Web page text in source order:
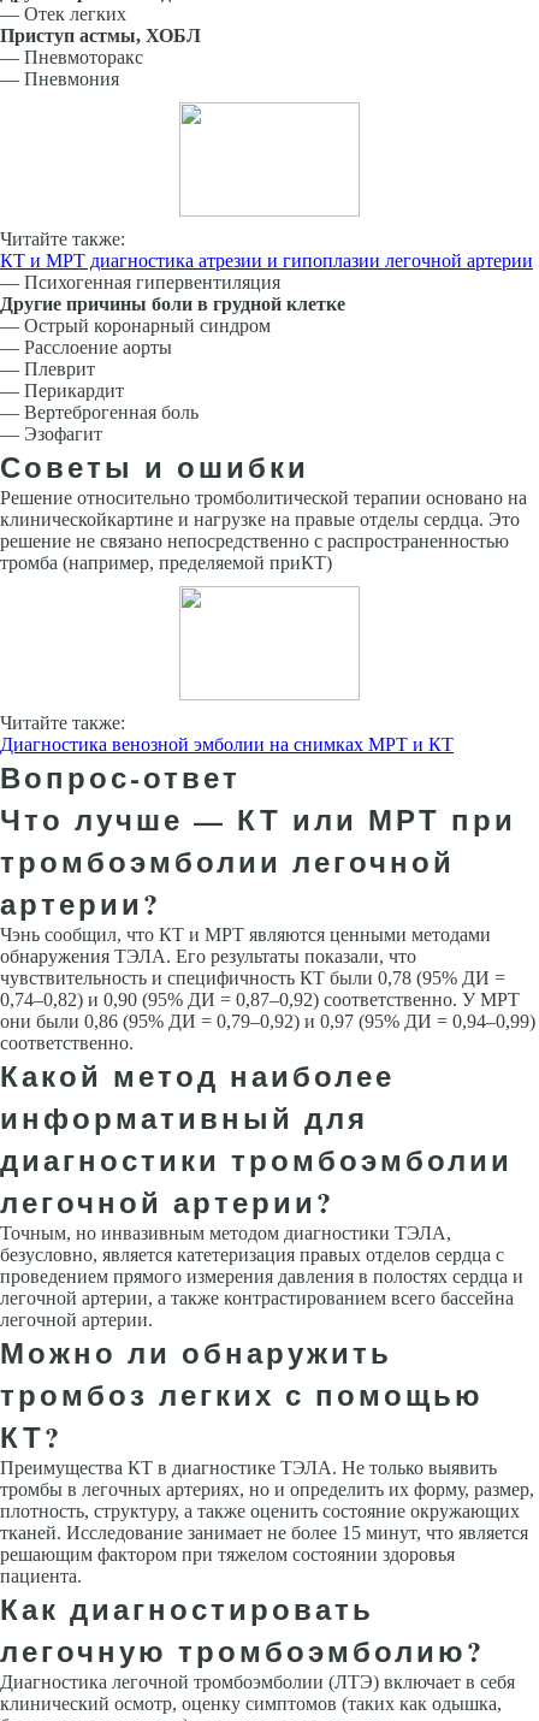
— Отек легких
Приступ астмы, ХОБЛ
— Пневмоторакс
— Пневмония
Читайте также:
КТ и МРТ диагностика атрезии и гипоплазии легочной артерии
— Психогенная гипервентиляция
Другие причины боли в грудной клетке
— Острый коронарный синдром
— Расслоение аорты
— Плеврит
— Перикардит
— Вертеброгенная боль
— Эзофагит
Советы и ошибки
Решение относительно тромболитической терапии основано на
клиническойкартине и нагрузке на правые отделы сердца. Это
решение не связано непосредственно с распространенностью
тромба (например, пределяемой приКТ)
Читайте также:
Диагностика венозной эмболии на снимках МРТ и КТ
Вопрос-ответ
Что лучше — КТ или МРТ при
тромбоэмболии легочной
артерии?
Чэнь сообщил, что КТ и МРТ являются ценными методами
обнаружения ТЭЛА. Его результаты показали, что
чувствительность и специфичность КТ были 0,78 (95% ДИ =
0,74–0,82) и 0,90 (95% ДИ = 0,87–0,92) соответственно. У МРТ
они были 0,86 (95% ДИ = 0,79–0,92) и 0,97 (95% ДИ = 0,94–0,99)
соответственно.
Какой метод наиболее
информативный для
диагностики тромбоэмболии
легочной артерии?
Точным, но инвазивным методом диагностики ТЭЛА,
безусловно, является катетеризация правых отделов сердца с
проведением прямого измерения давления в полостях сердца и
легочной артерии, а также контрастированием всего бассейна
легочной артерии.
Можно ли обнаружить
тромбоз легких с помощью
КТ?
Преимущества КТ в диагностике ТЭЛА. Не только выявить
тромбы в легочных артериях, но и определить их форму, размер,
плотность, структуру, а также оценить состояние окружающих
тканей. Исследование занимает не более 15 минут, что является
решающим фактором при тяжелом состоянии здоровья
пациента.
Как диагностировать
легочную тромбоэмболию?
Диагностика легочной тромбоэмболии (ЛТЭ) включает в себя
клинический осмотр, оценку симптомов (таких как одышка,